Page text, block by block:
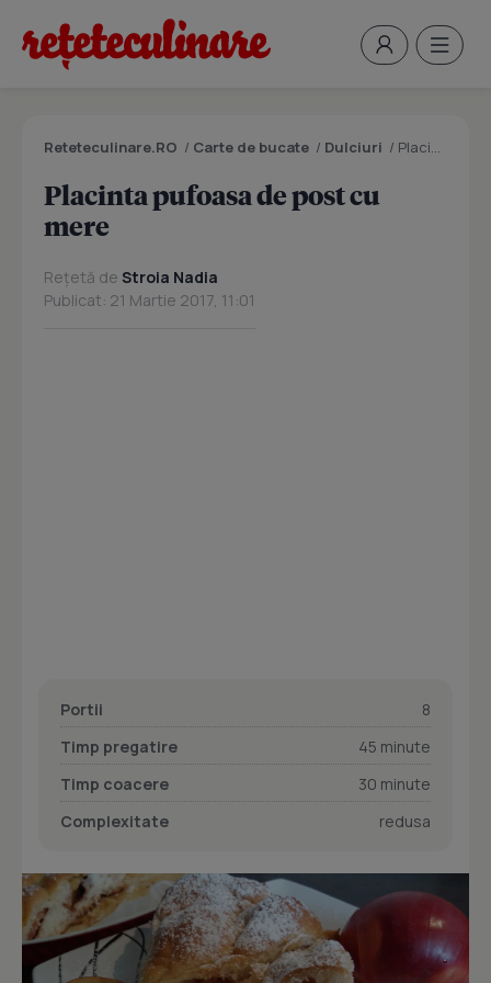
Reteteculinare.RO / Carte de bucate / Dulciuri / Placinta pufoasa de post cu mere
Placinta pufoasa de post cu
mere
Rețetă de Stroia Nadia
Publicat: 21 Martie 2017, 11:01
Portii
8
Timp pregatire
45 minute
Timp coacere
30 minute
Complexitate
redusa